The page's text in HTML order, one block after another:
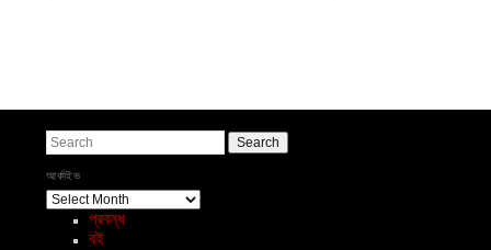
Search
আর্কাইভ
আর্কাইভ
প্রবন্ধ
বই